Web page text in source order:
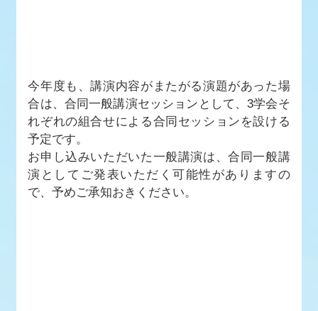
今年度も、講演内容がまたがる演題があった場
合は、合同一般講演セッションとして、3学会そ
れぞれの組合せによる合同セッションを設ける
予定です。
お申し込みいただいた一般講演は、合同一般講
演としてご発表いただく可能性がありますの
で、予めご承知おきください。